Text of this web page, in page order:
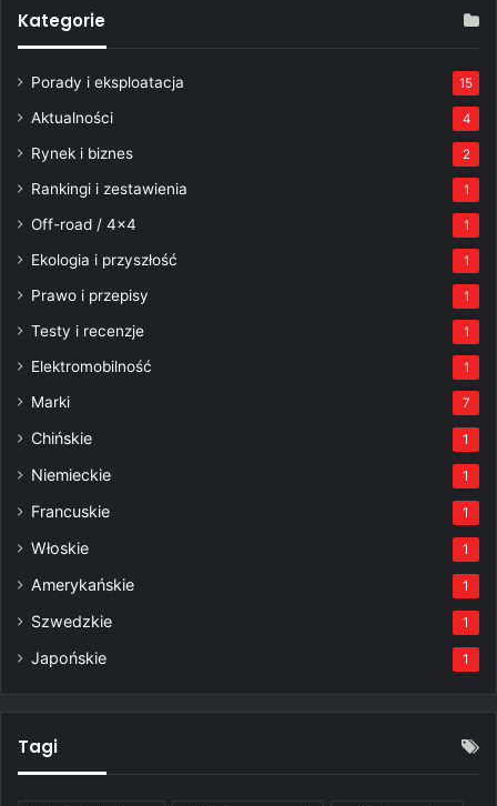
Kategorie
Porady i eksploatacja 15
Aktualności 4
Rynek i biznes 2
Rankingi i zestawienia 1
Off-road / 4×4 1
Ekologia i przyszłość 1
Prawo i przepisy 1
Testy i recenzje 1
Elektromobilność 1
Marki 7
Chińskie 1
Niemieckie 1
Francuskie 1
Włoskie 1
Amerykańskie 1
Szwedzkie 1
Japońskie 1
Tagi